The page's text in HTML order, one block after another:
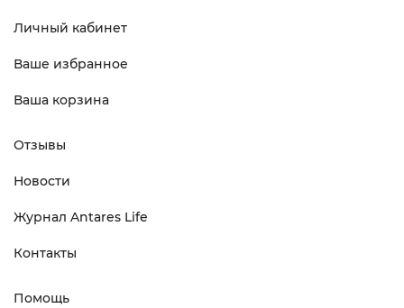
Личный кабинет
Ваше избранное
Ваша корзина
Отзывы
Новости
Журнал Antares Life
Контакты
Помощь